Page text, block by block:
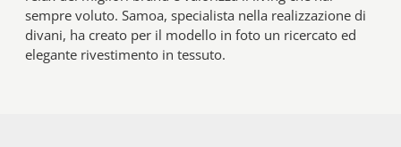
sempre voluto. Samoa, specialista nella realizzazione di
divani, ha creato per il modello in foto un ricercato ed
elegante rivestimento in tessuto.